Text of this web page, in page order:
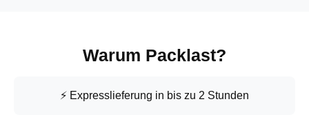
Warum Packlast?
⚡ Expresslieferung in bis zu 2 Stunden